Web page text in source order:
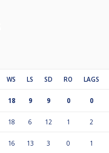
WS LS SD RO LAGS
18 9 9 0 0
18 6 12 1 2
16 13 3 0 1